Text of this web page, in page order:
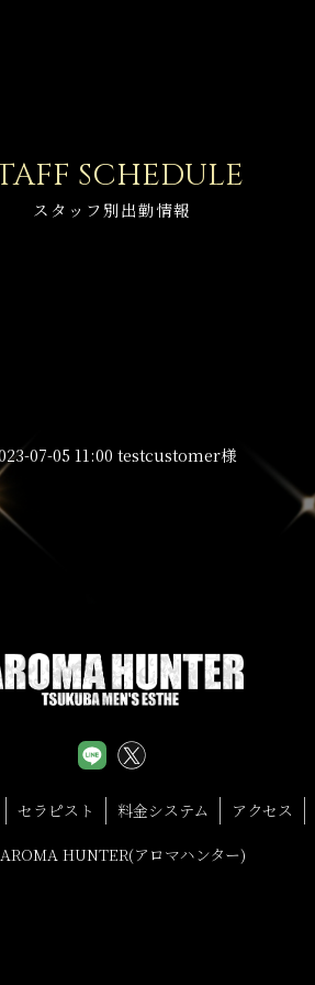
スタッフ別出勤情報
SCHEDULE
07-05 11:00 testcustomer様
セラピスト 料金システム アクセス
HUNTER(アロマハンター)